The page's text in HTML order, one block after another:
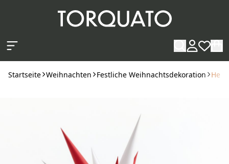
Startseite Weihnachten Festliche Weihnachtsdekoration